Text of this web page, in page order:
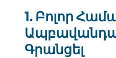
1. Բոլոր
Գրանցել